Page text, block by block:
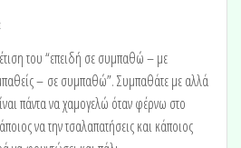
του “επειδή σε συμπαθώ – με
– σε συμπαθώ”. Συμπαθάτε με αλλά
πάντα να χαμογελώ όταν φέρνω στο
να την τσαλαπατήσεις και κάποιος